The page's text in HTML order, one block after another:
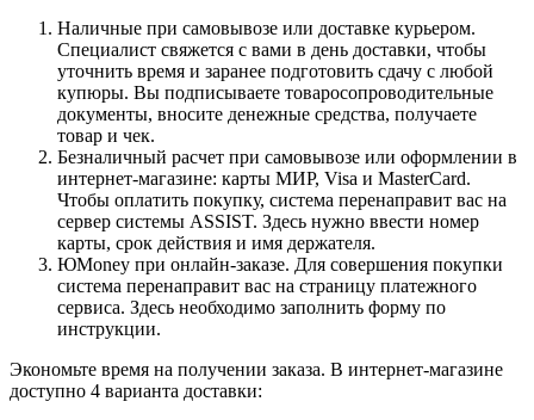
Наличные при самовывозе или доставке курьером.
Специалист свяжется с вами в день доставки, чтобы
уточнить время и заранее подготовить сдачу с любой
купюры. Вы подписываете товаросопроводительные
документы, вносите денежные средства, получаете
товар и чек.
Безналичный расчет при самовывозе или оформлении в
интернет-магазине: карты МИР, Visa и MasterCard.
Чтобы оплатить покупку, система перенаправит вас на
сервер системы ASSIST. Здесь нужно ввести номер
карты, срок действия и имя держателя.
ЮMoney при онлайн-заказе. Для совершения покупки
система перенаправит вас на страницу платежного
сервиса. Здесь необходимо заполнить форму по
инструкции.
Экономьте время на получении заказа. В интернет-магазине
доступно 4 варианта доставки: